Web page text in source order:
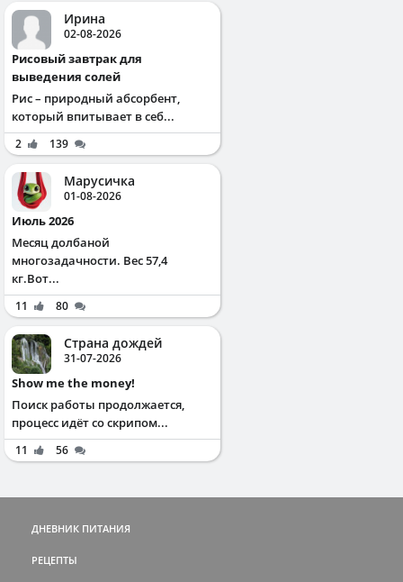
Ирина
02-08-2026
Рисовый завтрак для
выведения солей
Рис – природный абсорбент,
который впитывает в себ...
2 139
Марусичка
01-08-2026
Июль 2026
Месяц долбаной
многозадачности. Вес 57,4
кг.Вот...
11 80
Страна дождей
31-07-2026
Show me the money!
Поиск работы продолжается,
процесс идёт со скрипом...
11 56
ДНЕВНИК ПИТАНИЯ
РЕЦЕПТЫ